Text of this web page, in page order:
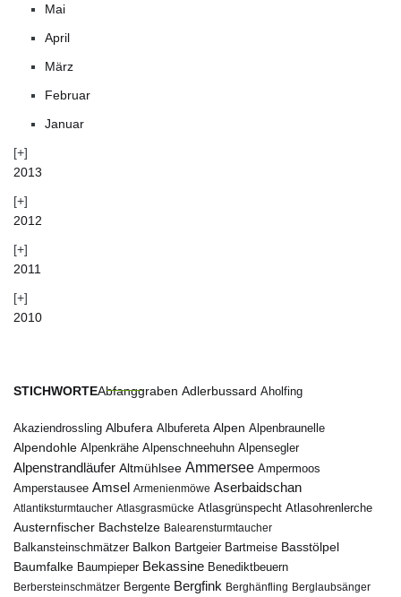
Mai
April
März
Februar
Januar
2013
2012
2011
2010
STICHWORTEAbfanggraben Adlerbussard Aholfing
Akaziendrossling Albufera Albufereta Alpen Alpenbraunelle
Alpendohle Alpenkrähe Alpenschneehuhn Alpensegler
Alpenstrandläufer Altmühlsee Ammersee Ampermoos
Amperstausee Amsel Armenienmöwe Aserbaidschan
Atlantiksturmtaucher Atlasgrasmücke Atlasgrünspecht Atlasohrenlerche
Austernfischer Bachstelze Balearensturmtaucher
Balkansteinschmätzer Balkon Bartgeier Bartmeise Basstölpel
Baumfalke Baumpieper Bekassine Benediktbeuern
Berbersteinschmätzer Bergente Bergfink Berghänfling Berglaubsänger